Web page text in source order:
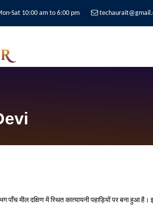
Sat 10:00 am to 6:00 pm
पाँच मील दक्षिण में स्थित कात्यायनी पहाड़ियों पर बना हुआ